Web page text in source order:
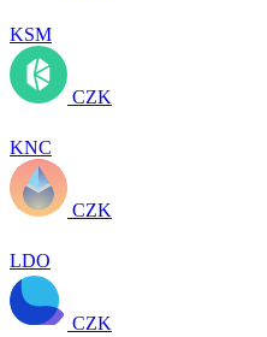
KSM
CZK
KNC
CZK
LDO
CZK